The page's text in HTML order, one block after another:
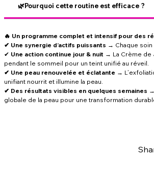
🌿Pourquoi cette routine est efficace ?
🔥 Un programme complet et intensif pour des
✔ Une synergie d’actifs puissants → Chaque
✔ Une action continue jour & nuit → La Crème de
pendant le sommeil pour un teint unifié au réveil.
✔ Une peau renouvelée et éclatante →
unifiant nourrit et illumine la peau.
✔ Des résultats visibles en quelques semaines
globale de la peau pour une transformation